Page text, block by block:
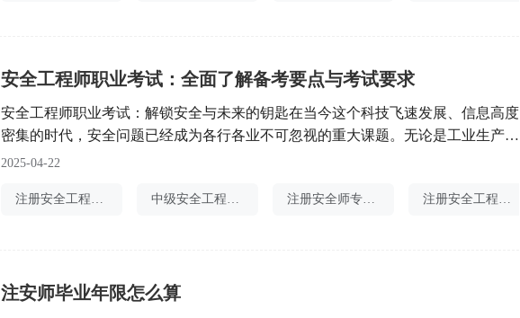
安全工程师职业考试：全面了解备考要点与考试要求
安全工程师职业考试：解锁安全与未来的钥匙在当今这个科技飞速发展、信息高度
密集的时代，安全问题已经成为各行各业不可忽视的重大课题。无论是工业生产、
城市建设，还是信息技术、环境保护，安全都是确保一切顺利进行的基础。在这样
重要力量。对于有志于投身这一领域的考生而言，安全工程师职业考试不仅是检验
2025-04-22
注册安全工程师证书打印 中级安全工程师真题 注册安全师专业科目 注册安全工程师主管部门
注安师毕业年限怎么算